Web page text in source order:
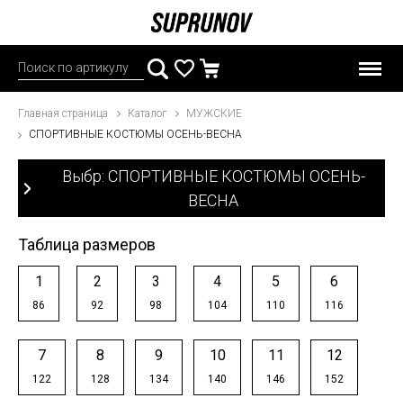
Главная страница Каталог
МУЖСКИЕ
СПОРТИВНЫЕ КОСТЮМЫ ОСЕНЬ-ВЕСНА
Выбр: СПОРТИВНЫЕ КОСТЮМЫ ОСЕНЬ-
ВЕСНА
Таблица размеров
1
86
2
92
3
98
4
104
5
110
6
116
7
122
8
128
9
134
10
140
11
146
12
152